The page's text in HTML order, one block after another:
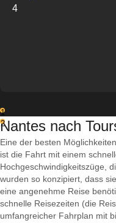
4
1
2
Nantes nach
Eine der besten
ist die Fahrt mit einem
Hochgeschwindigkeitszüge,
wurden so konzipiert, dass
eine angenehme Reise
schnelle Reisezeiten (die
umfangreicher Fahrplan mit